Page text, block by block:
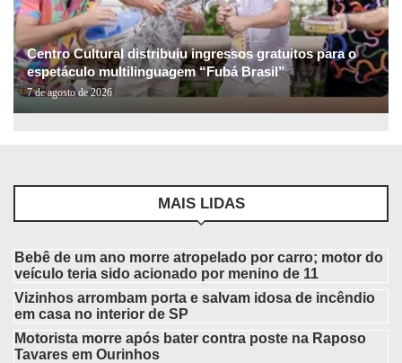
Centro Cultural distribuiu ingressos gratuitos para o
espetáculo multilinguagem “Fubá Brasil”
7 de agosto de 2026
MAIS LIDAS
Bebê de um ano morre atropelado por carro; motor do
veículo teria sido acionado por menino de 11
Vizinhos arrombam porta e salvam idosa de incêndio
em casa no interior de SP
Motorista morre após bater contra poste na Raposo
Tavares em Ourinhos